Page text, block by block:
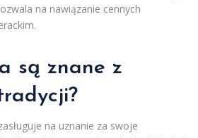
na nawiązanie cennych
są znane z
na uznanie za swoje